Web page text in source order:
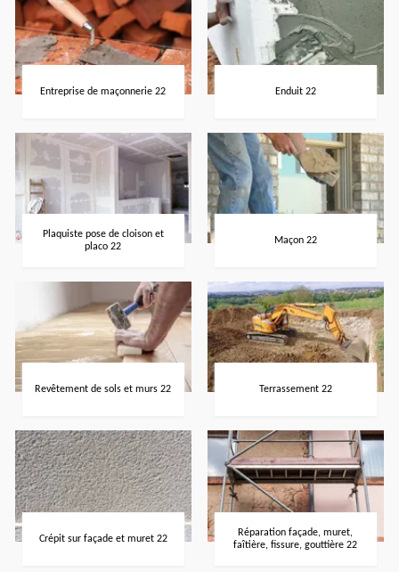
Entreprise de maçonnerie 22 Enduit 22
Plaquiste pose de cloison et
placo 22
Maçon 22
Revêtement de sols et murs 22 Terrassement 22
Crépit sur façade et muret 22
Réparation façade, muret,
faîtière, fissure, gouttière 22